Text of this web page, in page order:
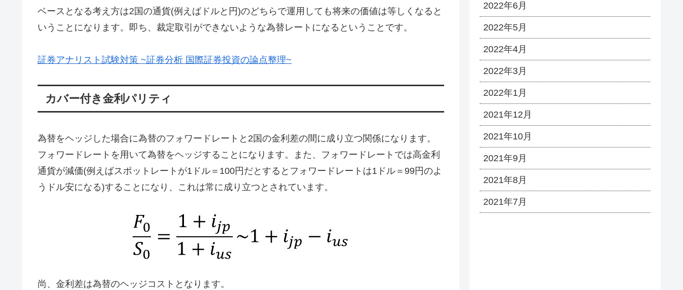
ベースとなる考え方は2国の通貨(例えばドルと円)のどちらで運用しても将来の価値は等しくなると
いうことになります。即ち、裁定取引ができないような為替レートになるということです。
証券アナリスト試験対策 ~証券分析 国際証券投資の論点整理~
カバー付き金利パリティ
為替をヘッジした場合に為替のフォワードレートと2国の金利差の間に成り立つ関係になります。
フォワードレートを用いて為替をヘッジすることになります。また、フォワードレートでは高金利
通貨が減価(例えばスポットレートが1ドル＝100円だとするとフォワードレートは1ドル＝99円のよ
うドル安になる)することになり、これは常に成り立つとされています。
尚、金利差は為替のヘッジコストとなります。
2022年6月
2022年5月
2022年4月
2022年3月
2022年1月
2021年12月
2021年10月
2021年9月
2021年8月
2021年7月